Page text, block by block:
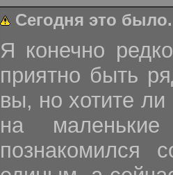
Сегодня это
Я конечно
приятно быть
вы, но хотите
на